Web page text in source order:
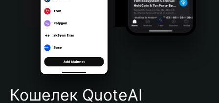
Português (Brasil)
Español (Argentina)
Кошелек QuoteAI